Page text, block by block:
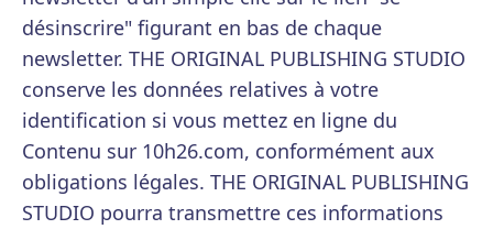
désinscrire" figurant en bas de chaque
newsletter. THE ORIGINAL PUBLISHING STUDIO
conserve les données relatives à votre
identification si vous mettez en ligne du
Contenu sur 10h26.com, conformément aux
obligations légales. THE ORIGINAL PUBLISHING
STUDIO pourra transmettre ces informations